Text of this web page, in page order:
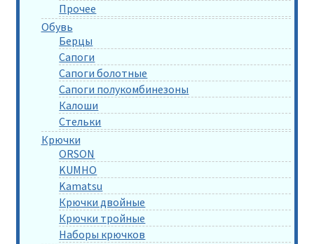
Прочее
Обувь
Берцы
Сапоги
Сапоги болотные
Сапоги полукомбинезоны
Калоши
Стельки
Крючки
ORSON
KUMHO
Kamatsu
Крючки двойные
Крючки тройные
Наборы крючков